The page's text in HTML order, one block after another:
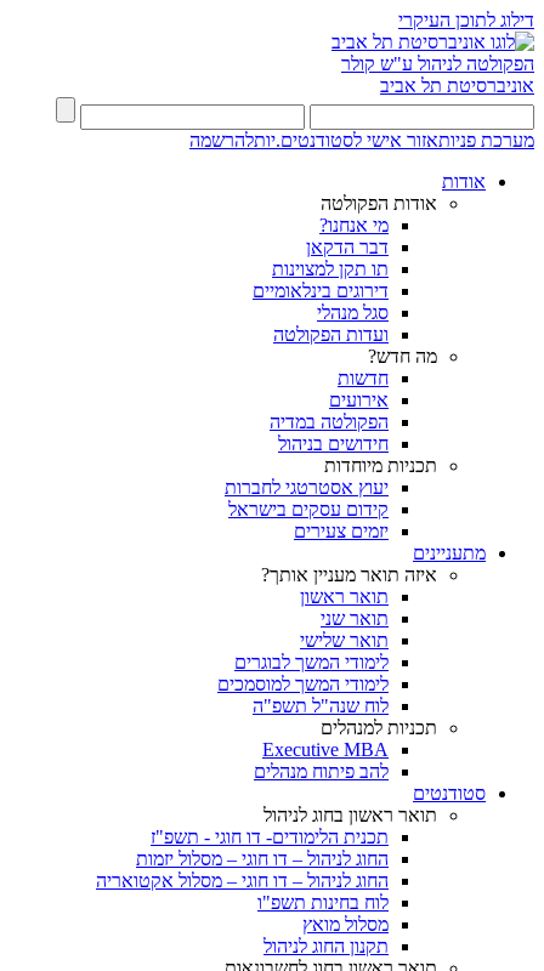
דילוג לתוכן העיקרי
הפקולטה לניהול ע"ש קולר
אוניברסיטת תל אביב
מערכת פניותאזור אישי לסטודנטים.יותלהרשמה
אודות
אודות הפקולטה
מי אנחנו?
דבר הדקאן
תו תקן למצוינות
דירוגים בינלאומיים
סגל מנהלי
ועדות הפקולטה
מה חדש?
חדשות
אירועים
הפקולטה במדיה
חידושים בניהול
תכניות מיוחדות
יעוץ אסטרטגי לחברות
קידום עסקים בישראל
יזמים צעירים
מתעניינים
איזה תואר מעניין אותך?
תואר ראשון
תואר שני
תואר שלישי
לימודי המשך לבוגרים
לימודי המשך למוסמכים
לוח שנה"ל תשפ"ה
תכניות למנהלים
Executive MBA
להב פיתוח מנהלים
סטודנטים
תואר ראשון בחוג לניהול
תכנית הלימודים- דו חוגי - תשפ"ז
החוג לניהול – דו חוגי – מסלול יזמות
החוג לניהול – דו חוגי – מסלול אקטואריה
לוח בחינות תשפ"ו
מסלול מואץ
תקנון החוג לניהול